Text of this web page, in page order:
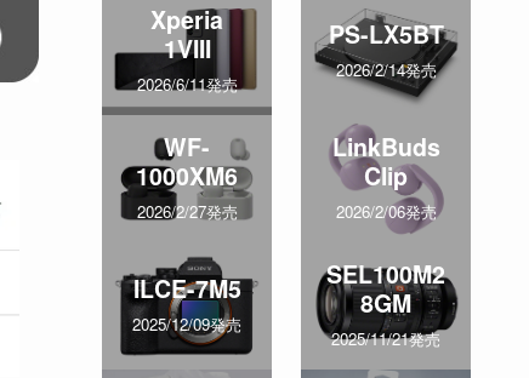
Xperia
1VIII
2026/6/11発売
PS-LX5BT
2026/2/14発売
WF-
1000XM6
2026/2/27発売
LinkBuds
Clip
2026/2/06発売
ILCE-7M5
2025/12/09発売
SEL100M2
8GM
2025/11/21発売